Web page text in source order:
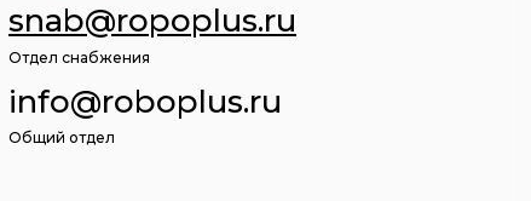
snab@ropoplus.ru
info@roboplus.ru
Общий отдел
Отдел снабжения